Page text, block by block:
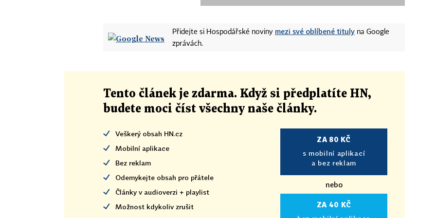
Přidejte si Hospodářské noviny mezi své oblíbené tituly na Google
zprávách.
Tento článek je zdarma. Když si předplatíte HN,
budete moci číst všechny naše články.
Veškerý obsah HN.cz
Mobilní aplikace
Bez reklam
Odemykejte obsah pro přátele
Články v audioverzi + playlist
Možnost kdykoliv zrušit
ZA 80 KČ
s mobilní aplikací
a bez reklam
nebo
ZA 40 KČ